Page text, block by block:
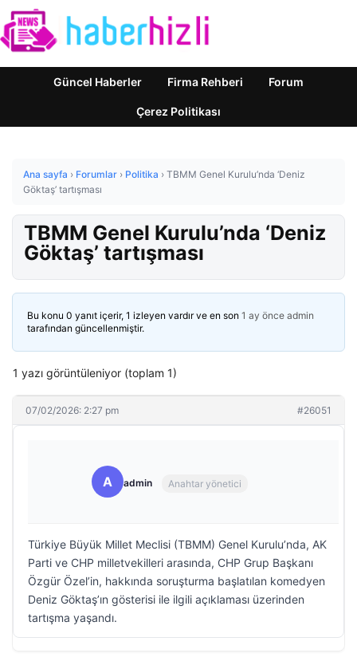
Güncel Haberler Firma Rehberi Forum
Çerez Politikası
Ana sayfa › Forumlar › Politika › TBMM Genel Kurulu’nda ‘Deniz
Göktaş’ tartışması
TBMM Genel Kurulu’nda ‘Deniz
Göktaş’ tartışması
Bu konu 0 yanıt içerir, 1 izleyen vardır ve en son 1 ay önce admin
tarafından güncellenmiştir.
1 yazı görüntüleniyor (toplam 1)
07/02/2026: 2:27 pm #26051
A admin Anahtar yönetici
Türkiye Büyük Millet Meclisi (TBMM) Genel Kurulu’nda, AK
Parti ve CHP milletvekilleri arasında, CHP Grup Başkanı
Özgür Özel’in, hakkında soruşturma başlatılan komedyen
Deniz Göktaş’ın gösterisi ile ilgili açıklaması üzerinden
tartışma yaşandı.